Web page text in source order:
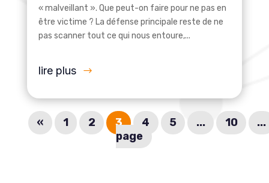
« malveillant ». Que peut-on faire pour ne pas en
être victime ? La défense principale reste de ne
pas scanner tout ce qui nous entoure,...
lire plus
« 1 2 3 4 5 ... 10
...
page